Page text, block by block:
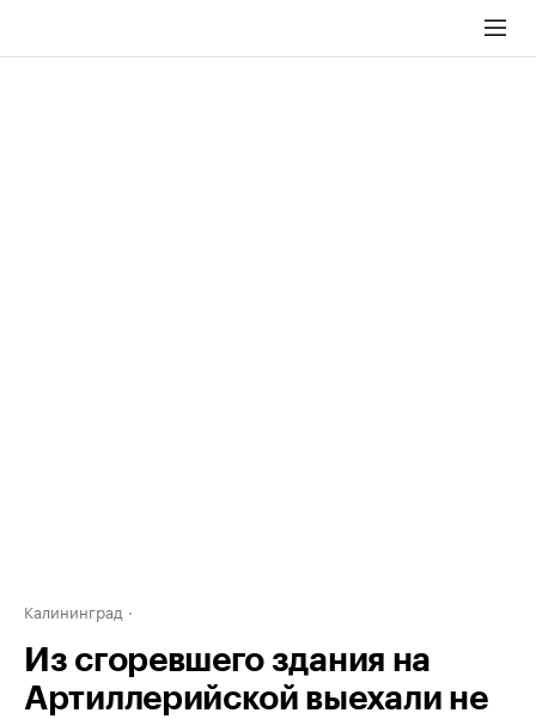
Калининград
Из сгоревшего здания на
Артиллерийской выехали не